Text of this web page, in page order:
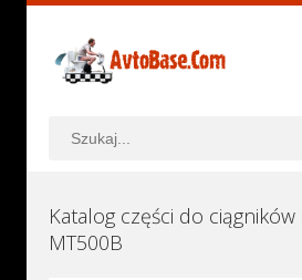
Katalog części do
MT500B